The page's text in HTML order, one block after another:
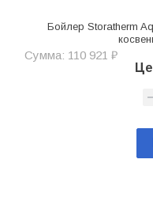
Бойлер Storatherm
Сумма: 110 921 ₽